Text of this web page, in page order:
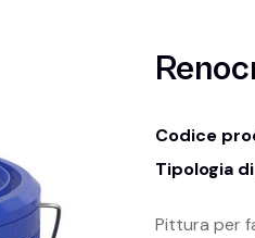
Codice
Tipologia
Pittura per